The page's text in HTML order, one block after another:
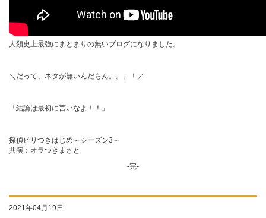
人類史上最強にまとまりの無いブログになりました。
＼だって、ネタが無いんだもん。。。！／
「結論は最初に言いなよ！！」
探偵ピリつきはじめ～シーズン3～
共演：オラつきまさと
-完-
2021年04月19日